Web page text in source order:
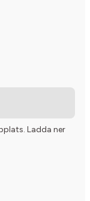
Ladda ner